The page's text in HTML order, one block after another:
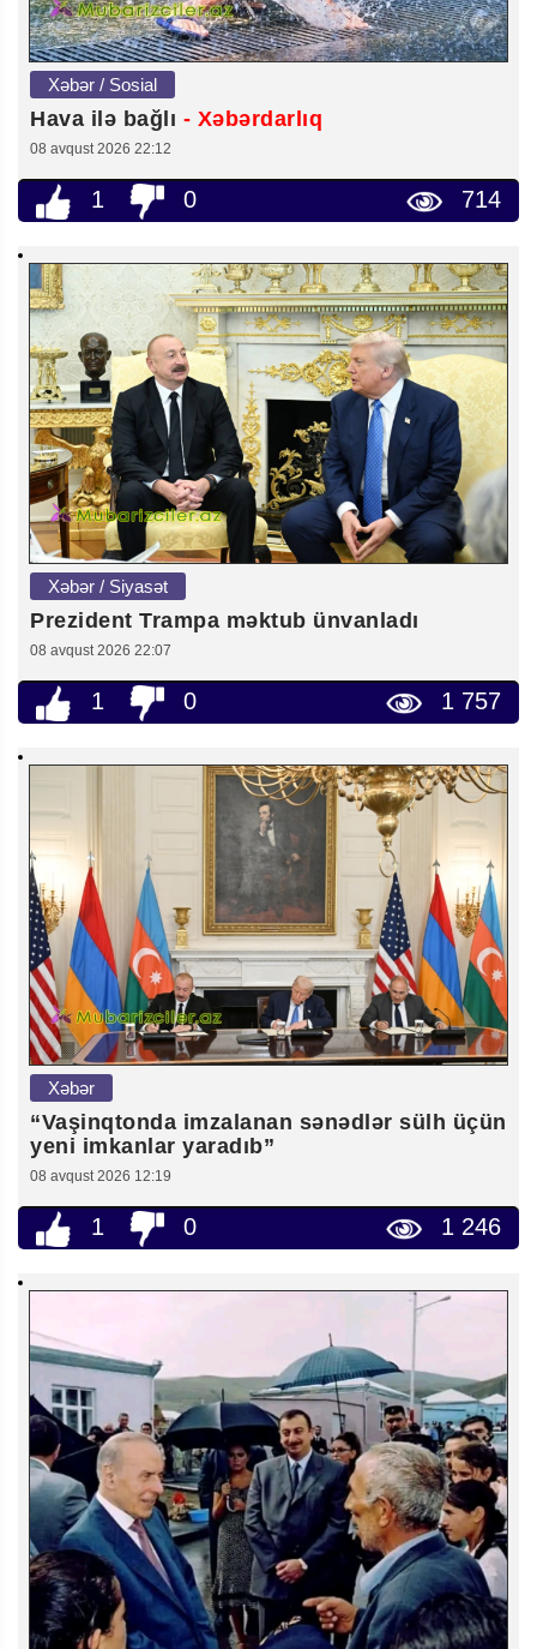
Xəbər / Sosial
Hava ilə bağlı - Xəbərdarlıq
08 avqust 2026 22:12
1 0 714
Xəbər / Siyasət
Prezident Trampa məktub ünvanladı
08 avqust 2026 22:07
1 0 1 757
Xəbər
“Vaşinqtonda imzalanan sənədlər sülh üçün
yeni imkanlar yaradıb”
08 avqust 2026 12:19
1 0 1 246